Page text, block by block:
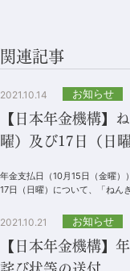
関連記事
2021.10.14 お知らせ
【日本年金機構】
曜）及び17日（日
年金支払日（10月15日（金曜）
17日（日曜）について、「ねん
2021.10.21 お知らせ
【日本年金機構】